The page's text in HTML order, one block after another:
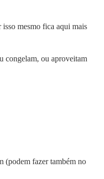
isso mesmo fica aqui mais
congelam, ou aproveitam
(podem fazer também no